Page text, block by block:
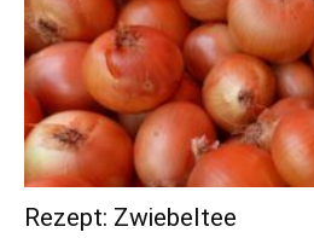
Rezept: Zwiebeltee